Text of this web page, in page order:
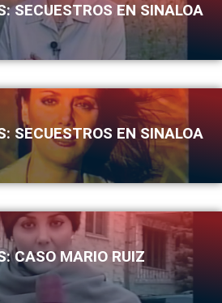
SECUESTROS EN SINALOA
SECUESTROS EN SINALOA
CASO MARIO RUIZ